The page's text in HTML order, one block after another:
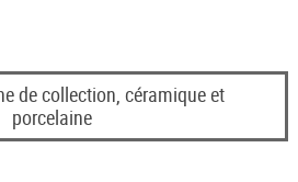
de collection, céramique et
porcelaine